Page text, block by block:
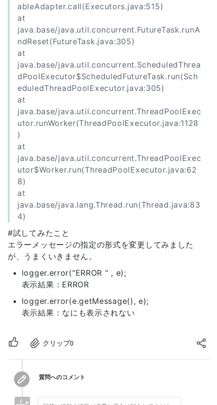
ableAdapter.call(Executors.java:515)
at
java.base/java.util.concurrent.FutureTask.runA
ndReset(FutureTask.java:305)
at
java.base/java.util.concurrent.ScheduledThrea
dPoolExecutor$ScheduledFutureTask.run(Sch
eduledThreadPoolExecutor.java:305)
at
java.base/java.util.concurrent.ThreadPoolExec
utor.runWorker(ThreadPoolExecutor.java:1128
)
at
java.base/java.util.concurrent.ThreadPoolExec
utor$Worker.run(ThreadPoolExecutor.java:62
8)
at
java.base/java.lang.Thread.run(Thread.java:83
4)
#試してみたこと
エラーメッセージの指定の形式を変更してみました
が、うまくいきません。
logger.error("ERROR " , e);
表示結果：ERROR
logger.error(e.getMessage(), e);
表示結果：なにも表示されない
クリップ0
質問へのコメント